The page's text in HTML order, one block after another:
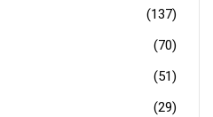
(137)
(70)
(51)
(29)